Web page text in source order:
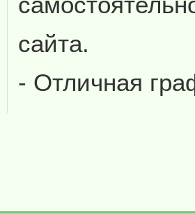
сайта.
- Отличная